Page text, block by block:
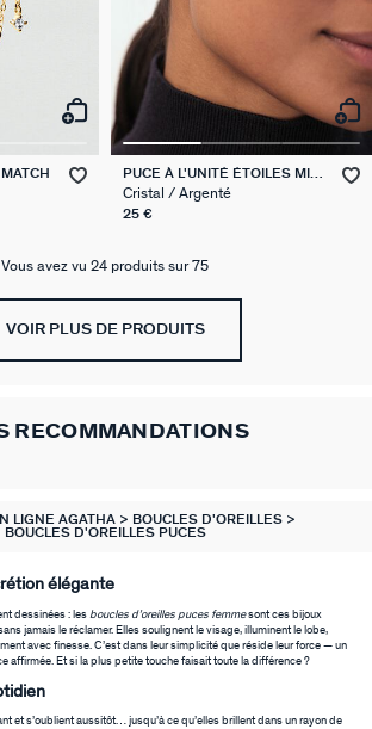
PUCE À L'UNITÉ ÉTOILES MIX
& MATCH
Cristal / Argenté
25 €
Vous avez vu 24 produits sur 75
VOIR PLUS DE PRODUITS
RECOMMANDATIONS
LIGNE AGATHA
BOUCLES D'OREILLES
BOUCLES D'OREILLES PUCES
élégante
dessinées : les boucles d’oreilles puces femmesont ces bijoux
jamais le réclamer. Elles soulignent le visage, illuminent le lobe,
avec finesse. C’est dans leur simplicité que réside leur force — un
affirmée. Et si la plus petite touche faisait toute la différence ?
et s’oublient aussitôt… jusqu’à ce qu’elles brillent dans un rayon de